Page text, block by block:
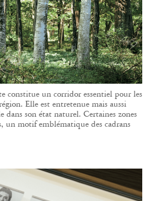
constitue un corridor essentiel pour les
Elle est entretenue mais aussi
dans son état naturel. Certaines zones
un motif emblématique des cadrans